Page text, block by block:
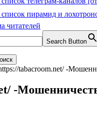
пирамид и
читателей
Search Button
tabacroom.net/ -
-